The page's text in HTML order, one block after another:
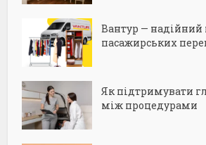
Вантур — надійний
пасажирських
Як підтримувати
між процедурами